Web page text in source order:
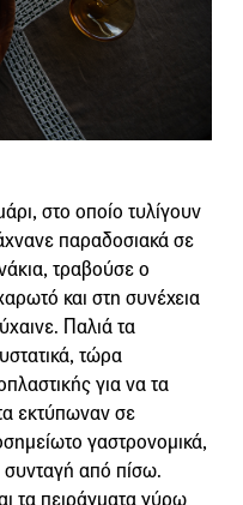
στο οποίο τυλίγουν
παραδοσιακά σε
τραβούσε ο
και στη συνέχεια
Παλιά τα
τώρα
για να τα
εκτύπωναν σε
γαστρονομικά,
συνταγή από πίσω.
τα πειράγματα γύρω